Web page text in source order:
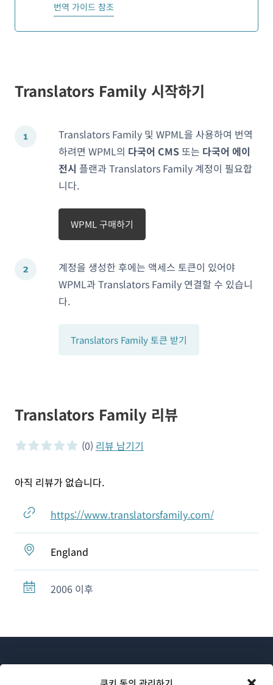
번역 가이드 참조
Translators Family 시작하기
Translators Family 및 WPML을 사용하여 번역
하려면 WPML의 다국어 CMS또는 다국어 에이
전시 플랜과 Translators Family 계정이 필요합
니다.
WPML 구매하기
계정을 생성한 후에는 액세스 토큰이 있어야
WPML과 Translators Family 연결할 수 있습니
다.
Translators Family 토큰 받기
Translators Family 리뷰
0 of 5 stars
(0) 리뷰 남기기
아직 리뷰가 없습니다.
https://www.translatorsfamily.com/
England
2006 이후